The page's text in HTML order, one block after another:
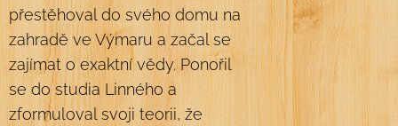
přestěhoval do svého domu na
zahradě ve Výmaru a začal se
zajímat o exaktní vědy. Ponořil
se do studia Linného a
zformuloval svoji teorii, že